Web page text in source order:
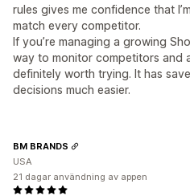
rules gives me confidence that
match every competitor.
If you’re managing a growing
way to monitor competitors and
definitely worth trying. It has
decisions much easier.
BM BRANDS
USA
21 dagar användning av appen